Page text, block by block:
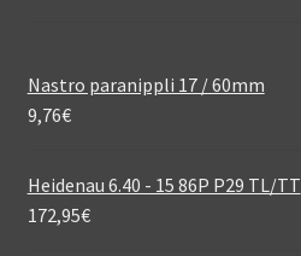
Nastro paranippli 17 / 60mm
9,76€
Heidenau 6.40 - 15 86P P29 TL/TT
172,95€